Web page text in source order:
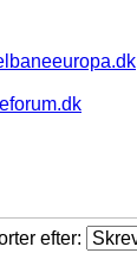
efter: